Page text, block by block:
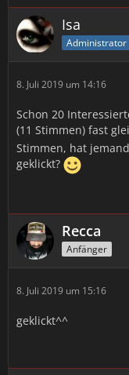
Isa
Administrator
8. Juli 2019 um 14:16
Schon 20
(11 Stimmen) fast
Stimmen, hat
geklickt?
Recca
Anfänger
8. Juli 2019 um 15:16
geklickt^^